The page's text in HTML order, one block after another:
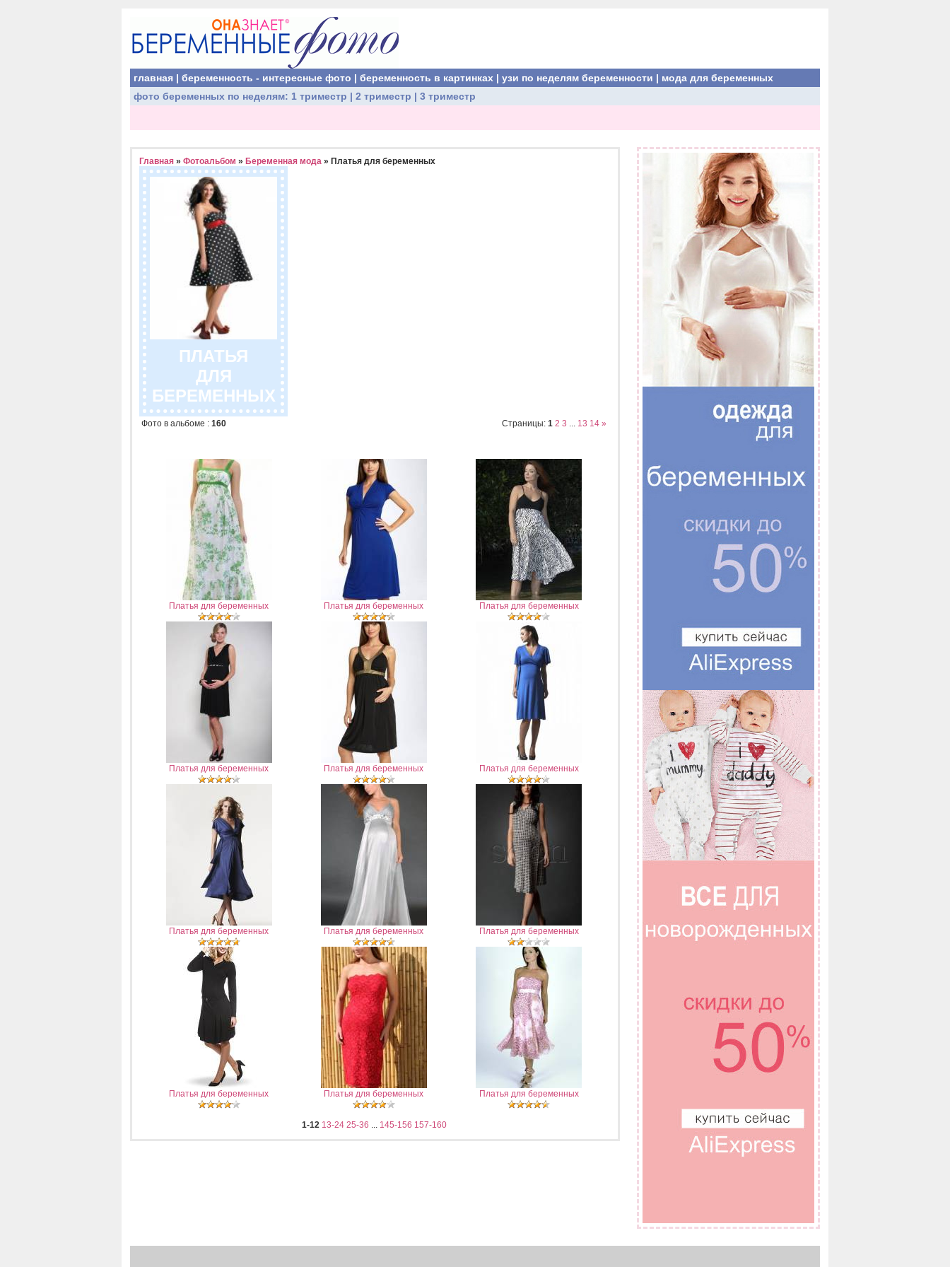
главная | беременность - интересные фото | беременность в картинках | узи по неделям беременности | мода для беременных
фото беременных по неделям: 1 триместр | 2 триместр | 3 триместр
Главная » Фотоальбом » Беременная мода » Платья для беременных
ПЛАТЬЯ
ДЛЯ
БЕРЕМЕННЫХ
Фото в альбоме : 160 Страницы: 1 2 3 ... 13 14 »
Платья для беременных Платья для беременных Платья для беременных
Платья для беременных Платья для беременных Платья для беременных
Платья для беременных Платья для беременных Платья для беременных
Платья для беременных Платья для беременных Платья для беременных
1-12 13-24 25-36 ... 145-156 157-160